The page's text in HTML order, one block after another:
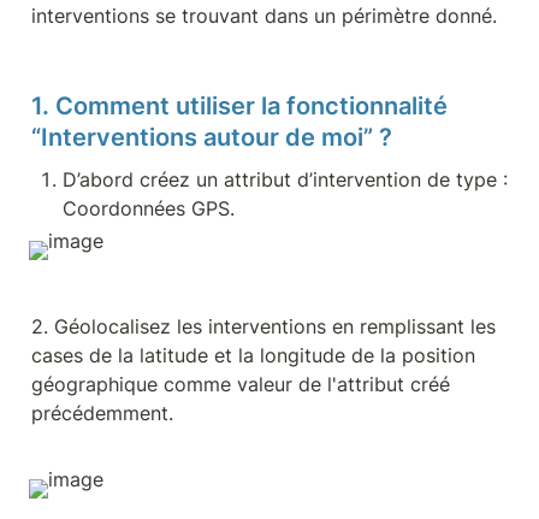
interventions se trouvant dans un périmètre donné.
1. Comment utiliser la fonctionnalité
“Interventions autour de moi” ?
D’abord créez un attribut d’intervention de type :
Coordonnées GPS.
2. Géolocalisez les interventions en remplissant les
cases de la latitude et la longitude de la position
géographique comme valeur de l'attribut créé
précédemment.